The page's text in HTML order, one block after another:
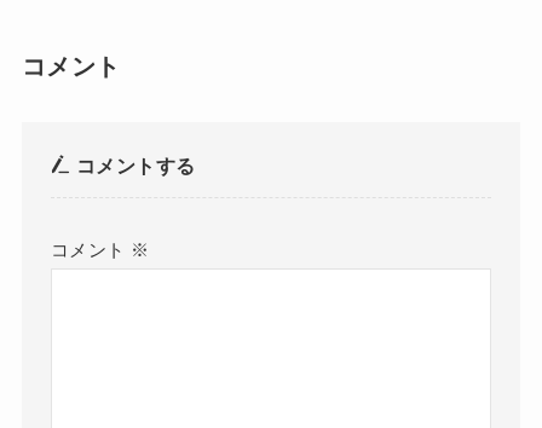
コメント
コメントする
コメント ※